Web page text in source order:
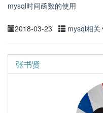
mysql时间函数的使用
2018-03-23 mysql相关
张书贤